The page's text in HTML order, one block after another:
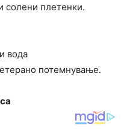
солени плетенки.
вода
потемнување.